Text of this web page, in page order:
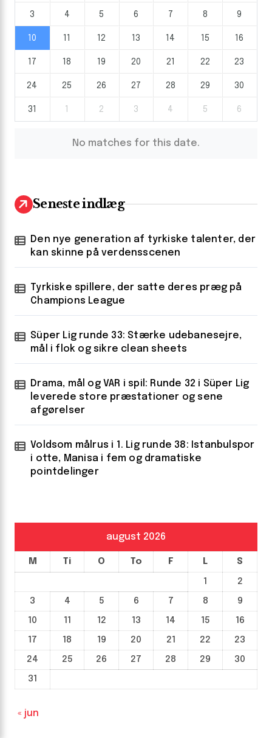
3 4 5 6 7 8 9
10 12 13 14 15 16
17 18 19 20 21 22 23
24 25 26 27 28 29 30
31 2 3 4 5 6
No matches for this date.
Seneste indlæg
Den nye generation af tyrkiske talenter, der
kan skinne på verdensscenen
Tyrkiske spillere, der satte deres præg på
Champions League
Süper Lig runde 33: Stærke udebanesejre,
mål i flok og sikre clean sheets
Drama, mål og VAR i spil: Runde 32 i Süper Lig
leverede store præstationer og sene
afgørelser
Voldsom målrus i 1. Lig runde 38: Istanbulspor
i otte, Manisa i fem og dramatiske
pointdelinger
august 2026
M Ti O To F L S
1
2
3
4 5 6 7 8
9
10
11 12 13 14 15
16
17
18 19 20 21 22
23
24
25 26 27 28 29
30
31
« jun